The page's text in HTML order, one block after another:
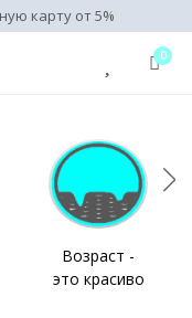
карту от 5%
0
Возраст -
это красиво